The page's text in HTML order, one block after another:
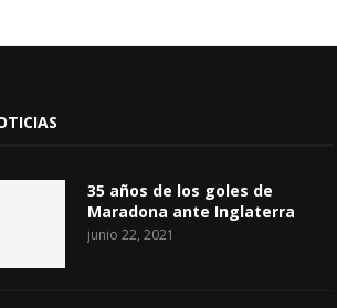
35 años de los goles de
Maradona ante Inglaterra
junio 22, 2021